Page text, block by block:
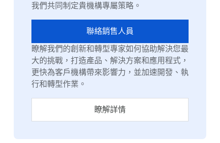
我們共同制定貴機構專屬策略。
聯絡銷售人員
瞭解我們的創新和轉型專家如何協助解決您最
大的挑戰，打造產品、解決方案和應用程式，
更快為客戶機構帶來影響力，並加速開發、執
行和轉型作業。
瞭解詳情